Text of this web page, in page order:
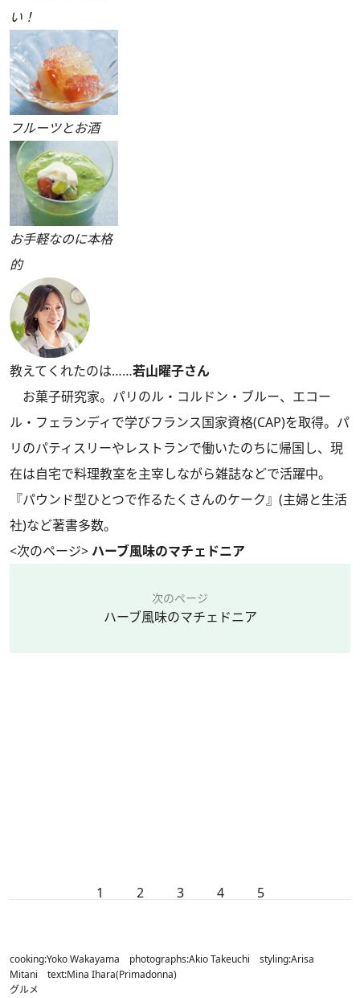
い！
フルーツとお酒
お手軽なのに本格
的
教えてくれたのは……若山曜子さん
お菓子研究家。パリのル・コルドン・ブルー、エコー
ル・フェランディで学びフランス国家資格(CAP)を取得。パ
リのパティスリーやレストランで働いたのちに帰国し、現
在は自宅で料理教室を主宰しながら雑誌などで活躍中。
『パウンド型ひとつで作るたくさんのケーク』(主婦と生活
社)など著書多数。
<次のページ> ハーブ風味のマチェドニア
次のページ
ハーブ風味のマチェドニア
1 2 3 4 5
cooking:Yoko Wakayama photographs:Akio Takeuchi styling:Arisa
Mitani text:Mina Ihara(Primadonna)
グルメ